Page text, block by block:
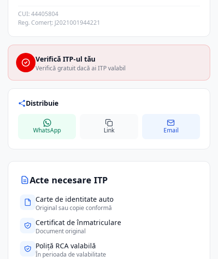
Acte necesare ITP
Carte de identitate auto
Original sau copie conformă
Certificat de înmatriculare
Document original
Poliță RCA valabilă
În perioada de valabilitate
CUI: 44405804
Reg. Comerț: J2021001944221
Verifică ITP-ul tău
Verifică gratuit dacă ai ITP valabil
Distribuie
WhatsApp Link Email